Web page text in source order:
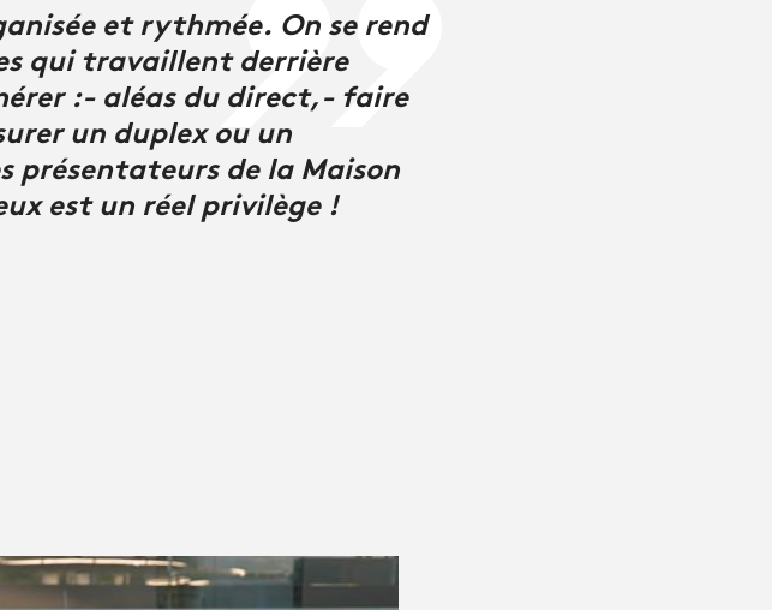
et rythmée. On se rend
qui travaillent derrière
:- aléas du direct,- faire
un duplex ou un
présentateurs de la Maison
est un réel privilège !